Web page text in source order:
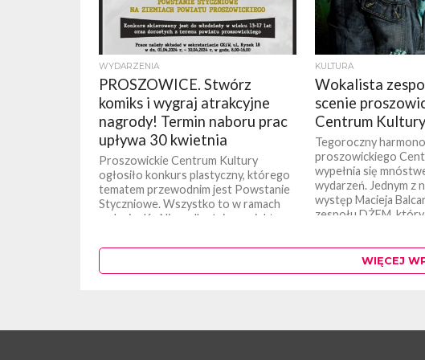
WYDARZENIA
PROSZOWICE. Stwórz
komiks i wygraj atrakcyjne
nagrody! Termin naboru prac
upływa 30 kwietnia
Proszowickie Centrum Kultury
ogłosiło konkurs plastyczny, którego
tematem przewodnim jest Powstanie
Styczniowe. Wszystko to w ramach
zadania „Ku Niepodległej – projekt
KULTURA
Wokalista
scenie
Centrum Kultury
Tegoroczny
proszowickiego
wypełnia się
wydarzeń. Jednym z
występ Macieja
zespołu DŻEM, który
WIĘCEJ